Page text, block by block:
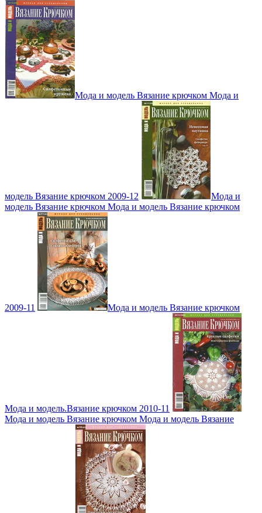
Мода и модель Вязание крючком Мода и
модель Вязание крючком 2009-12
Мода и
модель Вязание крючком Мода и модель Вязание крючком
2009-11 Мода и модель Вязание крючком
Мода и модель.Вязание крючком 2010-11
Мода и модель Вязание крючком Мода и модель Вязание